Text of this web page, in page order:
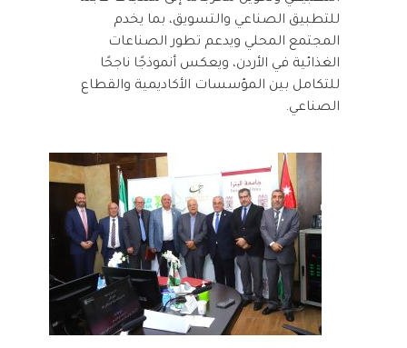
للتطبيق الصناعي والتسويق، بما يخدم
المجتمع المحلي ويدعم تطور الصناعات
الغذائية في الأردن، ويعكس أنموذجًا ناجحًا
للتكامل بين المؤسسات الأكاديمية والقطاع
الصناعي.